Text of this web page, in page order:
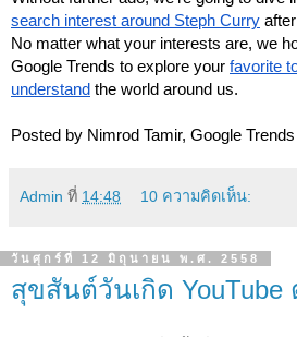
search interest around Steph Curry
No matter what your interests are, we
Google Trends to explore your favorite
understand the world around us.
Posted by Nimrod Tamir, Google Trends
Admin ที่ 14:48 10 ความคิดเห็น:
วันศุกร์ที่ 12 มิถุนายน พ.ศ. 2558
สุขสันต์วันเกิด YouTube